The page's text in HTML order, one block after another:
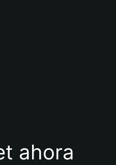
ahora